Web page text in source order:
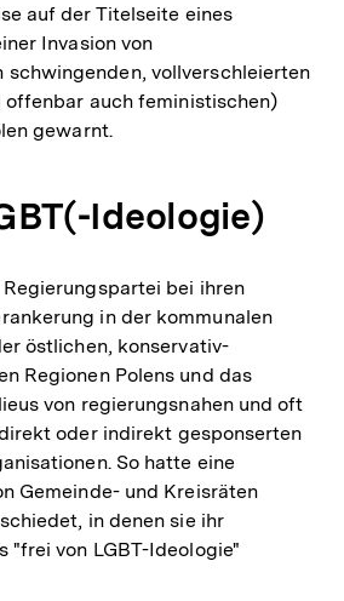
auf der Titelseite eines
Invasion von
schwingenden, vollverschleierten
offenbar auch feministischen)
gewarnt.
Ideologie)
bei ihren
in der kommunalen
östlichen, konservativ-
Regionen Polens und das
von regierungsnahen und oft
oder indirekt gesponserten
So hatte eine
Gemeinde- und Kreisräten
in denen sie ihr
"frei von LGBT-Ideologie"